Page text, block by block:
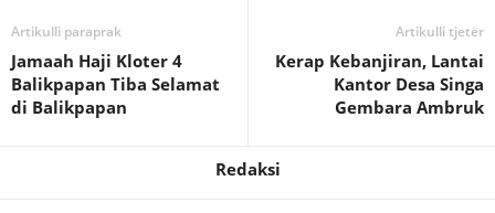
Artikulli paraprak
Jamaah Haji Kloter 4
Balikpapan Tiba Selamat
di Balikpapan
Artikulli tjetër
Kerap Kebanjiran, Lantai
Kantor Desa Singa
Gembara Ambruk
Redaksi